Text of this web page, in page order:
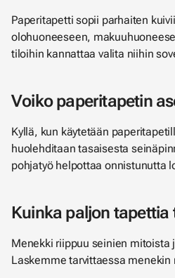
Paperitapetti sopii parhaiten
olohuoneeseen,
tiloihin kannattaa valita niihin
Voiko paperitapetin
Kyllä, kun käytetään
huolehditaan tasaisesta
pohjatyö helpottaa onnistunutta
Kuinka paljon tapettia
Menekki riippuu seinien mitoista
Laskemme tarvittaessa